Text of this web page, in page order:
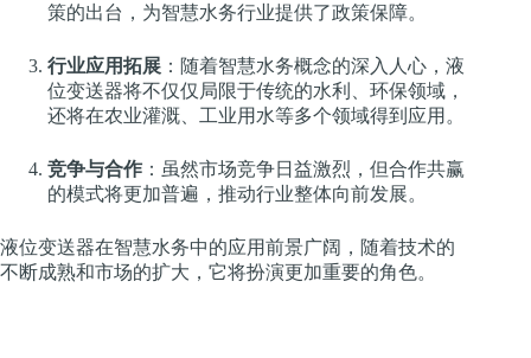
策的出台，为智慧水务行业提供了政策保障。
行业应用拓展 ：随着智慧水务概念的深入人心，液
位变送器将不仅仅局限于传统的水利、环保领域，
还将在农业灌溉、工业用水等多个领域得到应用。
竞争与合作 ：虽然市场竞争日益激烈，但合作共赢
的模式将更加普遍，推动行业整体向前发展。
液位变送器在智慧水务中的应用前景广阔，随着技术的
不断成熟和市场的扩大，它将扮演更加重要的角色。